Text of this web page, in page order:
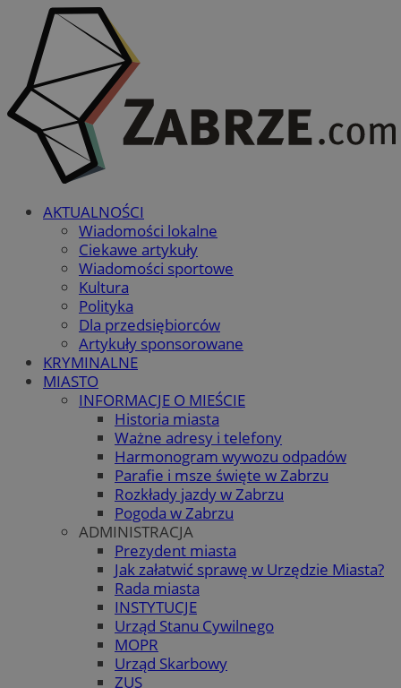
AKTUALNOŚCI
Wiadomości lokalne
Ciekawe artykuły
Wiadomości sportowe
Kultura
Polityka
Dla przedsiębiorców
Artykuły sponsorowane
KRYMINALNE
MIASTO
INFORMACJE O MIEŚCIE
Historia miasta
Ważne adresy i telefony
Harmonogram wywozu odpadów
Parafie i msze święte w Zabrzu
Rozkłady jazdy w Zabrzu
Pogoda w Zabrzu
ADMINISTRACJA
Prezydent miasta
Jak załatwić sprawę w Urzędzie Miasta?
Rada miasta
INSTYTUCJE
Urząd Stanu Cywilnego
MOPR
Urząd Skarbowy
ZUS